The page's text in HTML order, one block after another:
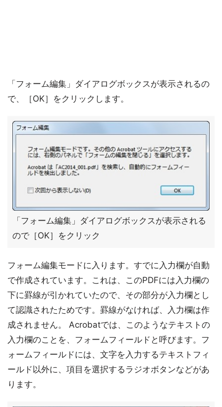
「フォーム編集」ダイアログボックスが表示されるの
で、［OK］をクリックします。
「フォーム編集」ダイアログボックスが表示される
ので［OK］をクリック
フォーム編集モードに入ります。すでに入力欄が自動
で作成されています。これは、このPDFには入力欄の
下に罫線が引かれていたので、その部分が入力欄とし
て認識されたためです。罫線がなければ、入力欄は作
成されません。 Acrobatでは、このようなテキストの
入力欄のことを、フォームフィールドと呼びます。フ
ォームフィールドには、文字を入力するテキストフィ
ールド以外に、項目を選択するラジオボタンなどがあ
ります。